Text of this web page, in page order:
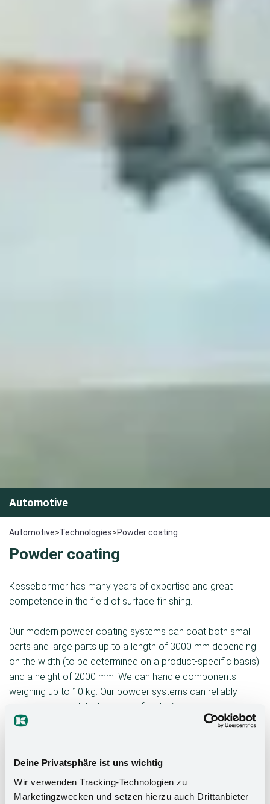
Deine Privatsphäre ist uns wichtig
Wir verwenden Tracking-Technologien zu
Marketingzwecken und setzen hierzu auch Drittanbieter
Automotive
Automotive>Technologies>Powder coating
Powder coating
Kesseböhmer has many years of expertise and great
competence in the field of surface finishing.
Our modern powder coating systems can coat both small
parts and large parts up to a length of 3000 mm depending
on the width (to be determined on a product-specific basis)
and a height of 2000 mm. We can handle components
weighing up to 10 kg. Our powder systems can reliably
process material thicknesses of up to 6 mm.
Professional powder coating for trade and industry is
corrosion-resistant and extremely decorative process for
metal painting and metal finishing.